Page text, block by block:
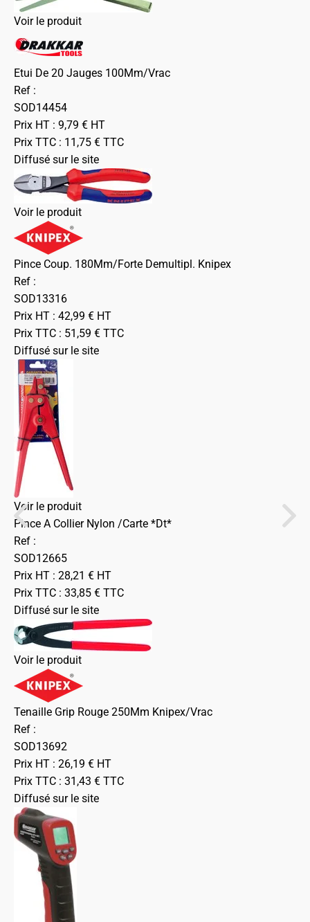
Voir le produit
Etui De 20 Jauges 100Mm/Vrac
Ref :
SOD14454
Prix HT : 9,79 € HT
Prix TTC : 11,75 € TTC
Diffusé sur le site
Voir le produit
Pince Coup. 180Mm/Forte Demultipl. Knipex
Ref :
SOD13316
Prix HT : 42,99 € HT
Prix TTC : 51,59 € TTC
Diffusé sur le site
Voir le produit
Pince A Collier Nylon /Carte *Dt*
Ref :
SOD12665
Prix HT : 28,21 € HT
Prix TTC : 33,85 € TTC
Diffusé sur le site
Voir le produit
Tenaille Grip Rouge 250Mm Knipex/Vrac
Ref :
SOD13692
Prix HT : 26,19 € HT
Prix TTC : 31,43 € TTC
Diffusé sur le site